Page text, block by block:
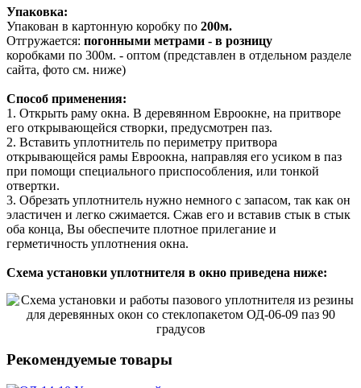
Упаковка:
Упакован в картонную коробку по 200м.
Отгружается: погонными метрами - в розницу
коробками по 300м. - оптом (представлен в отдельном разделе
сайта, фото см. ниже)
Способ применения:
1. Открыть раму окна. В деревянном Евроокне, на притворе
его открывающейся створки, предусмотрен паз.
2. Вставить уплотнитель по периметру притвора
открывающейся рамы Евроокна, направляя его усиком в паз
при помощи специального приспособления, или тонкой
отвертки.
3. Обрезать уплотнитель нужно немного с запасом, так как он
эластичен и легко сжимается. Сжав его и вставив стык в стык
оба конца, Вы обеспечите плотное прилегание и
герметичность уплотнения окна.
Схема установки уплотнителя в окно приведена ниже:
Рекомендуемые товары